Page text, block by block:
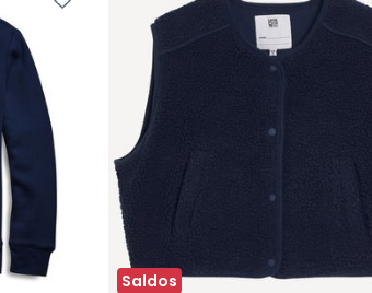
Saldos